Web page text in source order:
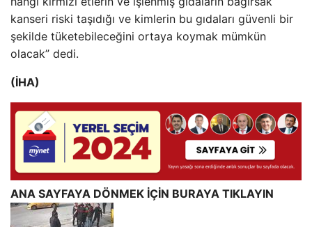
kanseri riski taşıdığı ve kimlerin bu gıdaları güvenli bir
şekilde tüketebileceğini ortaya koymak mümkün
olacak” dedi.
(İHA)
ANA SAYFAYA DÖNMEK İÇİN BURAYA TIKLAYIN